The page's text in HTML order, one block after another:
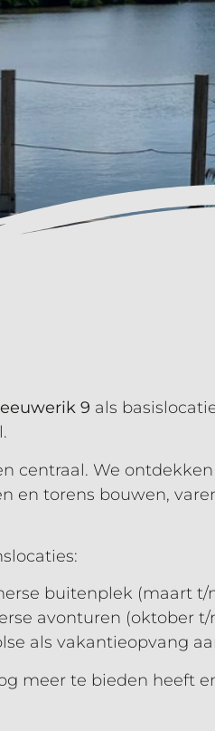
9 als
centraal. We
en torens bouwen,
buitenplek (maart t/
avonturen (oktober
als vakantieopvang
meer te bieden heeft